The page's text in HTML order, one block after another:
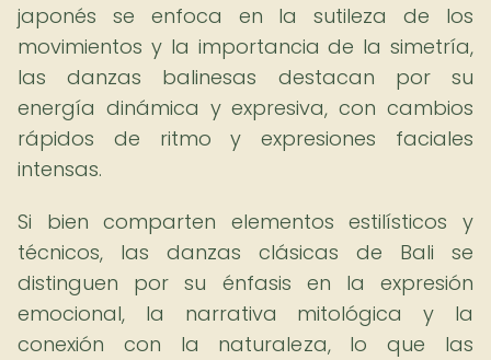
japonés se enfoca en la sutileza de los
movimientos y la importancia de la simetría,
las danzas balinesas destacan por su
energía dinámica y expresiva, con cambios
rápidos de ritmo y expresiones faciales
intensas.
Si bien comparten elementos estilísticos y
técnicos, las danzas clásicas de Bali se
distinguen por su énfasis en la expresión
emocional, la narrativa mitológica y la
conexión con la naturaleza, lo que las